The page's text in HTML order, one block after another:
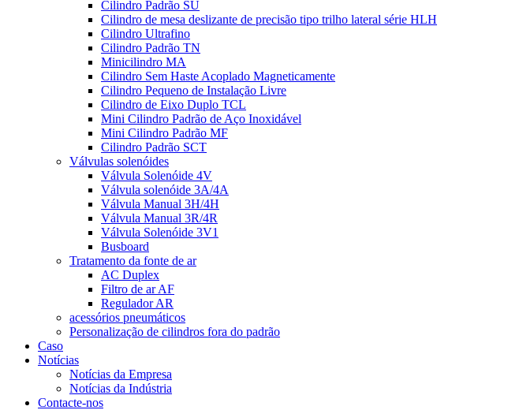
Cilindro Padrão SU
Cilindro de mesa deslizante de precisão tipo trilho lateral série HLH
Cilindro Ultrafino
Cilindro Padrão TN
Minicilindro MA
Cilindro Sem Haste Acoplado Magneticamente
Cilindro Pequeno de Instalação Livre
Cilindro de Eixo Duplo TCL
Mini Cilindro Padrão de Aço Inoxidável
Mini Cilindro Padrão MF
Cilindro Padrão SCT
Válvulas solenóides
Válvula Solenóide 4V
Válvula solenóide 3A/4A
Válvula Manual 3H/4H
Válvula Manual 3R/4R
Válvula Solenóide 3V1
Busboard
Tratamento da fonte de ar
AC Duplex
Filtro de ar AF
Regulador AR
acessórios pneumáticos
Personalização de cilindros fora do padrão
Caso
Notícias
Notícias da Empresa
Notícias da Indústria
Contacte-nos